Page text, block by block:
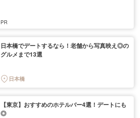
日本橋でデートするなら！老舗から写真映え◎の
グルメまで13選
日本橋
【東京】おすすめのホテルバー4選！デートにも
◎